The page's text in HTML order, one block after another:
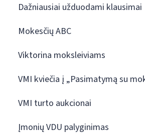
Dažniausiai užduodami klausimai
Mokesčių ABC
Viktorina moksleiviams
VMI kviečia į „Pasimatymą su
VMI turto aukcionai
Įmonių VDU palyginimas